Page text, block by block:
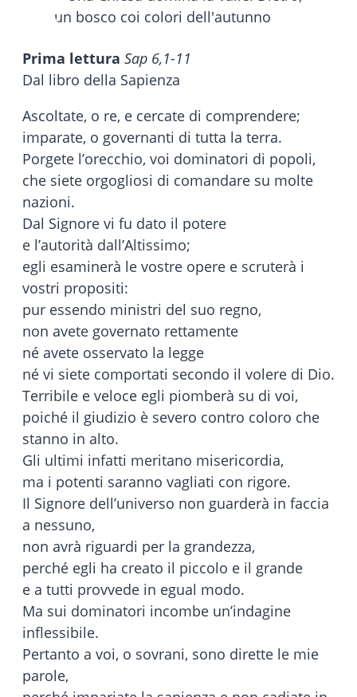
Prima lettura Sap 6,1-11
Dal libro della Sapienza
Ascoltate, o re, e cercate di comprendere;
imparate, o governanti di tutta la terra.
Porgete l’orecchio, voi dominatori di popoli,
che siete orgogliosi di comandare su molte
nazioni.
Dal Signore vi fu dato il potere
e l’autorità dall’Altissimo;
egli esaminerà le vostre opere e scruterà i
vostri propositi:
pur essendo ministri del suo regno,
non avete governato rettamente
né avete osservato la legge
né vi siete comportati secondo il volere di Dio.
Terribile e veloce egli piomberà su di voi,
poiché il giudizio è severo contro coloro che
stanno in alto.
Gli ultimi infatti meritano misericordia,
ma i potenti saranno vagliati con rigore.
Il Signore dell’universo non guarderà in faccia
a nessuno,
non avrà riguardi per la grandezza,
perché egli ha creato il piccolo e il grande
e a tutti provvede in egual modo.
Ma sui dominatori incombe un’indagine
inflessibile.
Pertanto a voi, o sovrani, sono dirette le mie
parole,